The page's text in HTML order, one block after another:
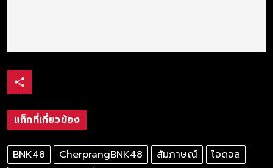
แท็กที่เกี่ยวข้อง
BNK48 CherprangBNK48 สัมภาษณ์
ไอดอล